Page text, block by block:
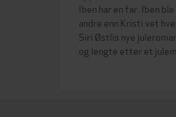
Iben har en far. Iben
andre enn Kristi vet
Siri Østlis nye
og lengte etter et